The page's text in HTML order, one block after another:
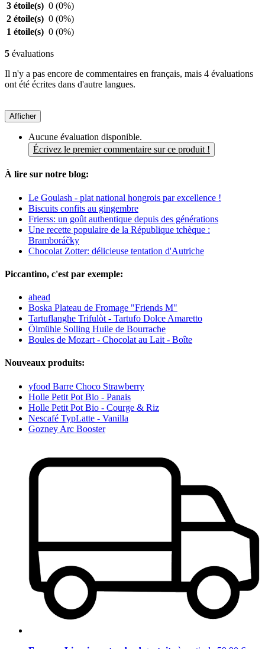
3 étoile(s) 0 (0%)
2 étoile(s) 0 (0%)
1 étoile(s) 0 (0%)
5 évaluations
Il n'y a pas encore de commentaires en français, mais 4 évaluations
ont été écrites dans d'autre langues.
Afficher
Aucune évaluation disponible.
Écrivez le premier commentaire sur ce produit !
À lire sur notre blog:
Le Goulash - plat national hongrois par excellence !
Biscuits confits au gingembre
Frierss: un goût authentique depuis des générations
Une recette populaire de la République tchèque :
Bramboráčky
Chocolat Zotter: délicieuse tentation d'Autriche
Piccantino, c'est par exemple:
ahead
Boska Plateau de Fromage "Friends M"
Tartuflanghe Trifulòt - Tartufo Dolce Amaretto
Ölmühle Solling Huile de Bourrache
Boules de Mozart - Chocolat au Lait - Boîte
Nouveaux produits:
yfood Barre Choco Strawberry
Holle Petit Pot Bio - Panais
Holle Petit Pot Bio - Courge & Riz
Nescafé TypLatte - Vanilla
Gozney Arc Booster